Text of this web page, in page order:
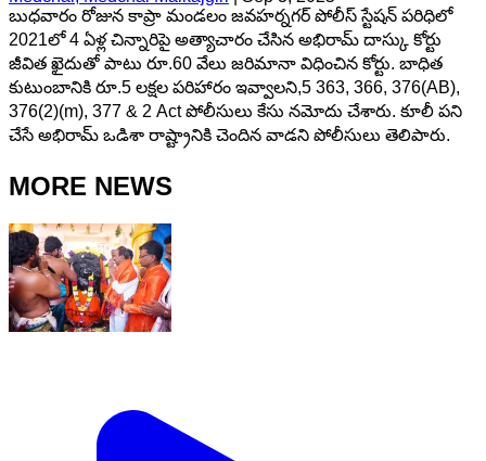
బుధవారం రోజున కాప్రా మండలం జవహర్నగర్ పోలీస్ స్టేషన్ పరిధిలో
2021లో 4 ఏళ్ల చిన్నారిపై అత్యాచారం చేసిన అభిరామ్ దాస్కు కోర్టు
జీవిత ఖైదుతో పాటు రూ.60 వేలు జరిమానా విధించిన కోర్టు. బాధిత
కుటుంబానికి రూ.5 లక్షల పరిహారం ఇవ్వాలని,5 363, 366, 376(AB),
376(2)(m), 377 & 2 Act పోలీసులు కేసు నమోదు చేశారు. కూలీ పని
చేసే అభిరామ్ ఒడిశా రాష్ట్రానికి చెందిన వాడని పోలీసులు తెలిపారు.
MORE NEWS